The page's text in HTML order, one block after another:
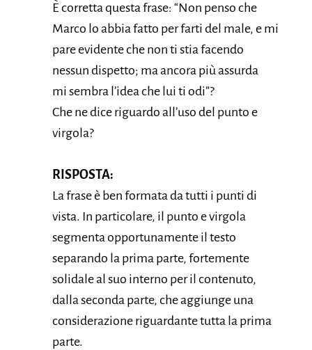
È corretta questa frase: “Non penso che
Marco lo abbia fatto per farti del male, e mi
pare evidente che non ti stia facendo
nessun dispetto; ma ancora più assurda
mi sembra l’idea che lui ti odi”?
Che ne dice riguardo all’uso del punto e
virgola?
RISPOSTA:
La frase è ben formata da tutti i punti di
vista. In particolare, il punto e virgola
segmenta opportunamente il testo
separando la prima parte, fortemente
solidale al suo interno per il contenuto,
dalla seconda parte, che aggiunge una
considerazione riguardante tutta la prima
parte.